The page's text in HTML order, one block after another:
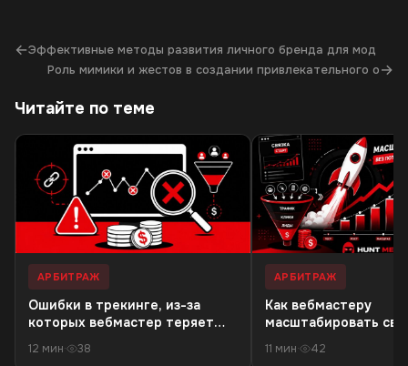
←Эффективные методы развития личного бренда для мод
Роль мимики и жестов в создании привлекательного о→
Читайте по теме
АРБИТРАЖ
Ошибки в трекинге, из-за
которых вебмастер теряет
12 мин· 38
АРБИТРАЖ
Как вебмастеру
масштабировать
трафика
11 мин· 42